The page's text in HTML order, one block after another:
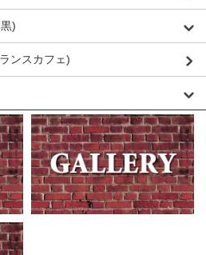
)
ンスカフェ)